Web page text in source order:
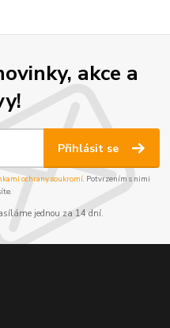
akce a
Přihlásit se
ochrany soukromí. Potvrzením s nimi
jednou za 14 dní.